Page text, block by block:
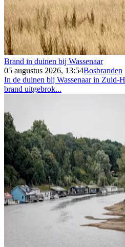
Brand in duinen bij Wassenaar
05 augustus 2026, 13:54Bosbranden
In de duinen bij Wassenaar in Zuid-
brand uitgebrok...